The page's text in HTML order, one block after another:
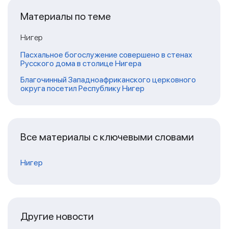
Материалы по теме
Нигер
Пасхальное богослужение совершено в стенах
Русского дома в столице Нигера
Благочинный Западноафриканского церковного
округа посетил Республику Нигер
Все материалы с ключевыми словами
Нигер
Другие новости